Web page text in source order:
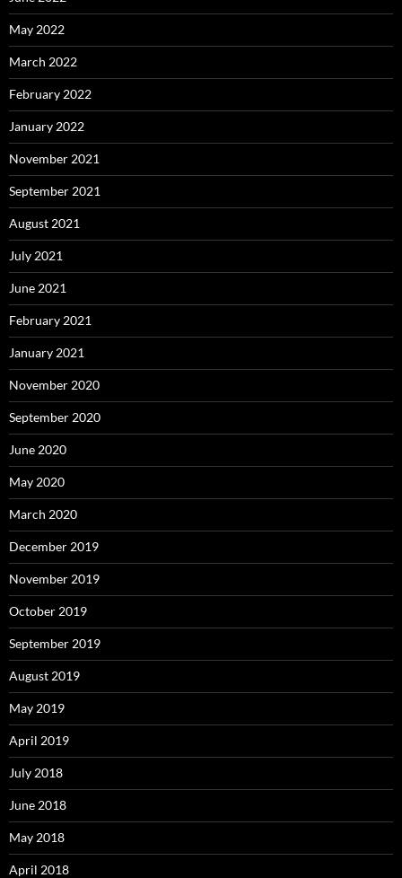
May 2022
March 2022
February 2022
January 2022
November 2021
September 2021
August 2021
July 2021
June 2021
February 2021
January 2021
November 2020
September 2020
June 2020
May 2020
March 2020
December 2019
November 2019
October 2019
September 2019
August 2019
May 2019
April 2019
July 2018
June 2018
May 2018
April 2018